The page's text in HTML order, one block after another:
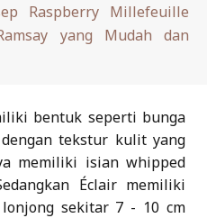
Raspberry Millefeuille
yang Mudah dan
bentuk seperti bunga
tekstur kulit yang
memiliki isian whipped
Éclair memiliki
sekitar 7 - 10 cm